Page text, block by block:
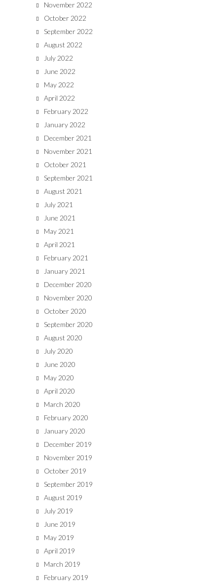
November 2022
October 2022
September 2022
August 2022
July 2022
June 2022
May 2022
April 2022
February 2022
January 2022
December 2021
November 2021
October 2021
September 2021
August 2021
July 2021
June 2021
May 2021
April 2021
February 2021
January 2021
December 2020
November 2020
October 2020
September 2020
August 2020
July 2020
June 2020
May 2020
April 2020
March 2020
February 2020
January 2020
December 2019
November 2019
October 2019
September 2019
August 2019
July 2019
June 2019
May 2019
April 2019
March 2019
February 2019